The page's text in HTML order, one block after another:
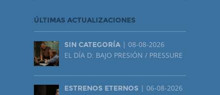
ÚLTIMAS ACTUALIZACIONES
SIN CATEGORÍA | 08-08-2026
EL DÍA D: BAJO PRESIÓN / PRESSURE
ESTRENOS ETERNOS | 06-08-2026